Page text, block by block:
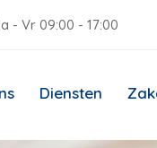
- Vr 09:00 - 17:00
Diensten